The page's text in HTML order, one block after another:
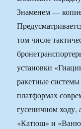
Знаменем —
том числе
установки
ракетные
платформах
гусеничном ходу,
«Катюш» и